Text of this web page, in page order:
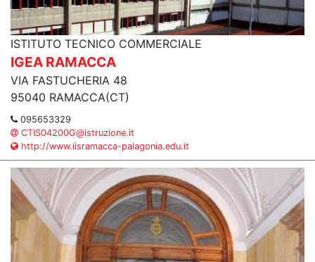
ISTITUTO TECNICO COMMERCIALE
IGEA RAMACCA
VIA FASTUCHERIA 48
95040 RAMACCA(CT)
095653329
CTIS04200G@istruzione.it
http://www.iisramacca-palagonia.edu.it